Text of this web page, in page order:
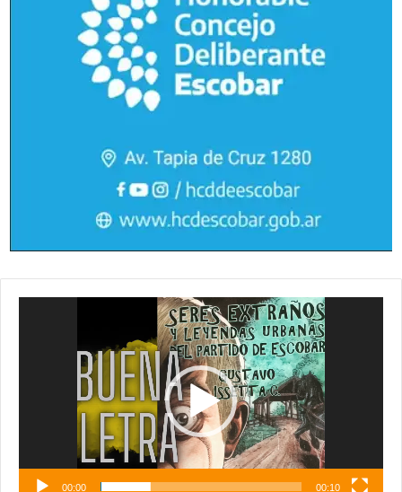
00:00 00:10